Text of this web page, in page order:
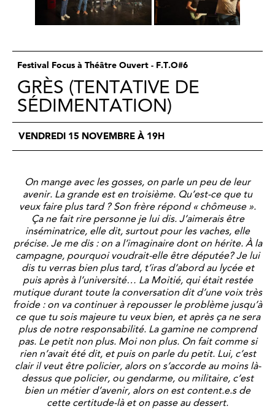
Festival Focus à Théâtre Ouvert - F.T.O#6
GRÈS (TENTATIVE DE
SÉDIMENTATION)
VENDREDI 15 NOVEMBRE À 19H
On mange avec les gosses, on parle un peu de leur
avenir. La grande est en troisième. Qu’est-ce que tu
veux faire plus tard ? Son frère répond « chômeuse ».
Ça ne fait rire personne je lui dis. J’aimerais être
inséminatrice, elle dit, surtout pour les vaches, elle
précise. Je me dis : on a l’imaginaire dont on hérite. À la
campagne, pourquoi voudrait-elle être députée? Je lui
dis tu verras bien plus tard, t’iras d’abord au lycée et
puis après à l’université… La Moitié, qui était restée
mutique durant toute la conversation dit d’une voix très
froide : on va continuer à repousser le problème jusqu’à
ce que tu sois majeure tu veux bien, et après ça ne sera
plus de notre responsabilité. La gamine ne comprend
pas. Le petit non plus. Moi non plus. On fait comme si
rien n’avait été dit, et puis on parle du petit. Lui, c’est
clair il veut être policier, alors on s’accorde au moins là-
dessus que policier, ou gendarme, ou militaire, c’est
bien un métier d’avenir, alors on est content.e.s de
cette certitude-là et on passe au dessert.